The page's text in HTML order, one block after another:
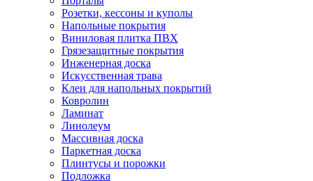
Розетки, кессоны и куполы
Напольные покрытия
Виниловая плитка ПВХ
Грязезащитные покрытия
Инженерная доска
Искусственная трава
Клеи для напольных покрытий
Ковролин
Ламинат
Линолеум
Массивная доска
Паркетная доска
Плинтусы и порожки
Подложка